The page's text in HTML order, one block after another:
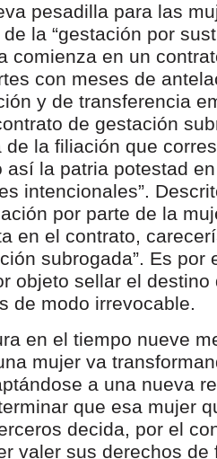
pesadilla para las
la “gestación por
comienza en un
con meses de
y de transferencia
de gestación
de la filiación que
así la patria potestad
intencionales”.
por parte de la
en el contrato,
subrogada”. Es por
objeto sellar el destino
de modo irrevocable.
en el tiempo nueve
mujer va
a una nueva
que esa mujer
decida, por el
valer sus derechos de